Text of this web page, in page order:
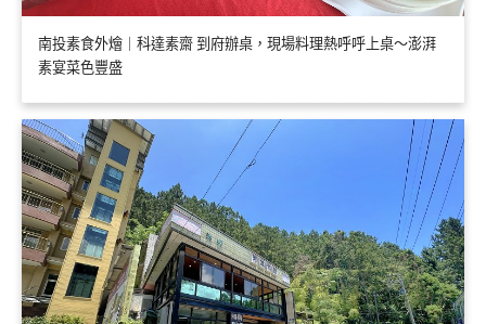
南投素食外燴｜科達素齋 到府辦桌，現場料理熱呼呼上桌～澎湃
素宴菜色豐盛